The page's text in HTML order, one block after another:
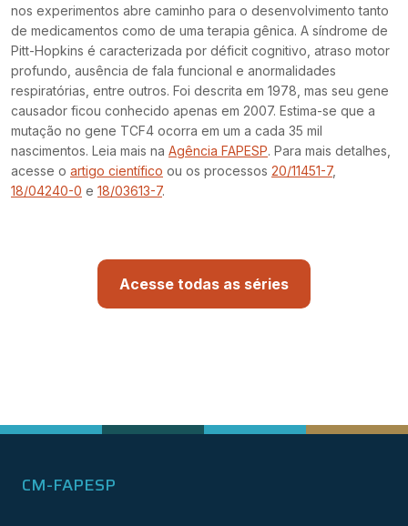
nos experimentos abre caminho para o desenvolvimento tanto
de medicamentos como de uma terapia gênica. A síndrome de
Pitt-Hopkins é caracterizada por déficit cognitivo, atraso motor
profundo, ausência de fala funcional e anormalidades
respiratórias, entre outros. Foi descrita em 1978, mas seu gene
causador ficou conhecido apenas em 2007. Estima-se que a
mutação no gene TCF4 ocorra em um a cada 35 mil
nascimentos. Leia mais na Agência FAPESP. Para mais detalhes,
acesse o artigo científico ou os processos 20/11451-7,
18/04240-0 e 18/03613-7.
Acesse todas as séries
CM-FAPESP